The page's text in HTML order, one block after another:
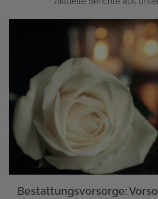
Bestattungsvorsorge: